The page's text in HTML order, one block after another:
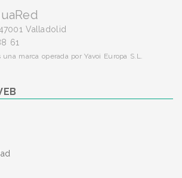
Valladolid
61
marca operada por Yavoi Europa S.L.